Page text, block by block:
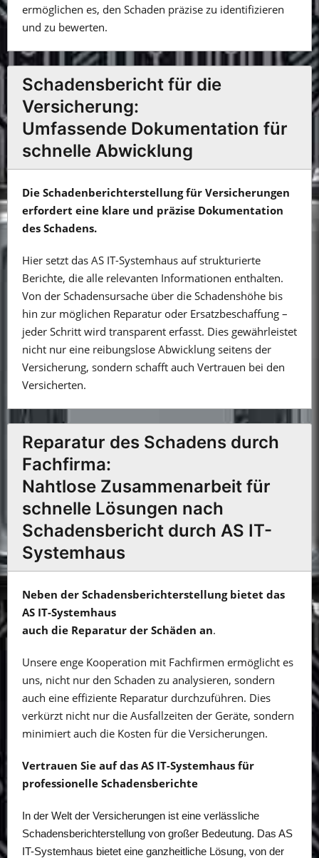
ermöglichen es, den Schaden präzise zu identifizieren
und zu bewerten.
Schadensbericht für die
Versicherung:
Umfassende Dokumentation für
schnelle Abwicklung
Die Schadenberichterstellung für Versicherungen
erfordert eine klare und präzise Dokumentation
des Schadens.
Hier setzt das AS IT-Systemhaus auf strukturierte
Berichte, die alle relevanten Informationen enthalten.
Von der Schadensursache über die Schadenshöhe bis
hin zur möglichen Reparatur oder Ersatzbeschaffung –
jeder Schritt wird transparent erfasst. Dies gewährleistet
nicht nur eine reibungslose Abwicklung seitens der
Versicherung, sondern schafft auch Vertrauen bei den
Versicherten.
Reparatur des Schadens durch
Fachfirma:
Nahtlose Zusammenarbeit für
schnelle Lösungen nach
Schadensbericht durch AS IT-
Systemhaus
Neben der Schadensberichterstellung bietet das
AS IT-Systemhaus
auch die Reparatur der Schäden an.
Unsere enge Kooperation mit Fachfirmen ermöglicht es
uns, nicht nur den Schaden zu analysieren, sondern
auch eine effiziente Reparatur durchzuführen. Dies
verkürzt nicht nur die Ausfallzeiten der Geräte, sondern
minimiert auch die Kosten für die Versicherungen.
Vertrauen Sie auf das AS IT-Systemhaus für
professionelle Schadensberichte
In der Welt der Versicherungen ist eine verlässliche
Schadensberichterstellung von großer Bedeutung. Das AS
IT-Systemhaus bietet eine ganzheitliche Lösung, von der